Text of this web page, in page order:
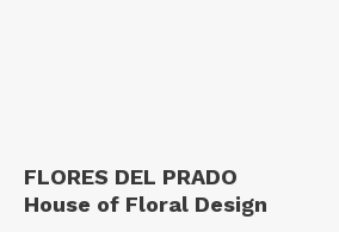
FLORES DEL PRADO
House of Floral Design